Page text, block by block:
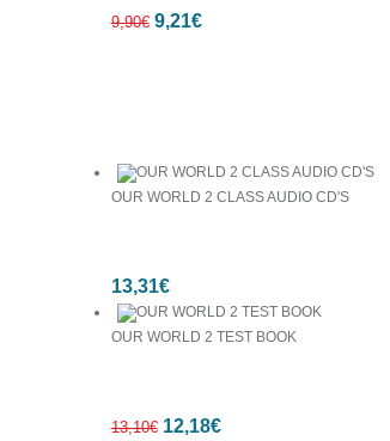
9,90€ 9,21€
OUR WORLD 2 CLASS AUDIO CD'S
13,31€
OUR WORLD 2 TEST BOOK
13,10€ 12,18€